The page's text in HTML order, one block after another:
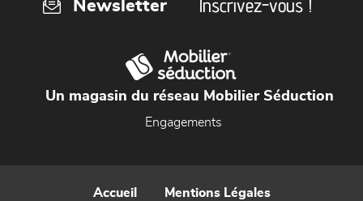
Newsletter Inscrivez-vous !
Un magasin du réseau Mobilier Séduction
Engagements
Accueil Mentions Légales